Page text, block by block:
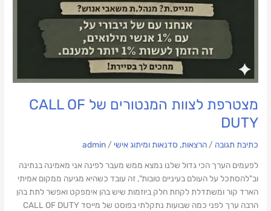
מצטרפת לצוות המנטורים של CALL OF
DUTY
כתיבת תגובה /הרצאות, סדנאות ומיתוג אישי /
admin
לפעמים הערך הכי גדול שלנו נמצא ממש מעבר לפינה אני מאמינה בנתינה
וב"להסתכל על העולם בעיניים טובות", זה עובד כשהיא מגיעה ממקום אמיתי
הארד קור ומשתדלת לקחת חלק ביוזמות שיש בהן אימפקט ואפשר לתת בהן
הרבה ערך לפני כמה שבועות נתקלתי בפוסט של מייסד CALL OF DUTY